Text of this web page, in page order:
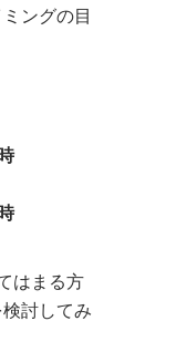
ングの目
はまる方
討してみ